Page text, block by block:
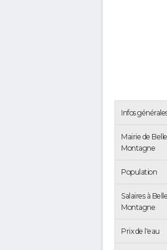
Infos
Mairie de
Montagne
Population
Salaires à
Montagne
Prix de l'eau